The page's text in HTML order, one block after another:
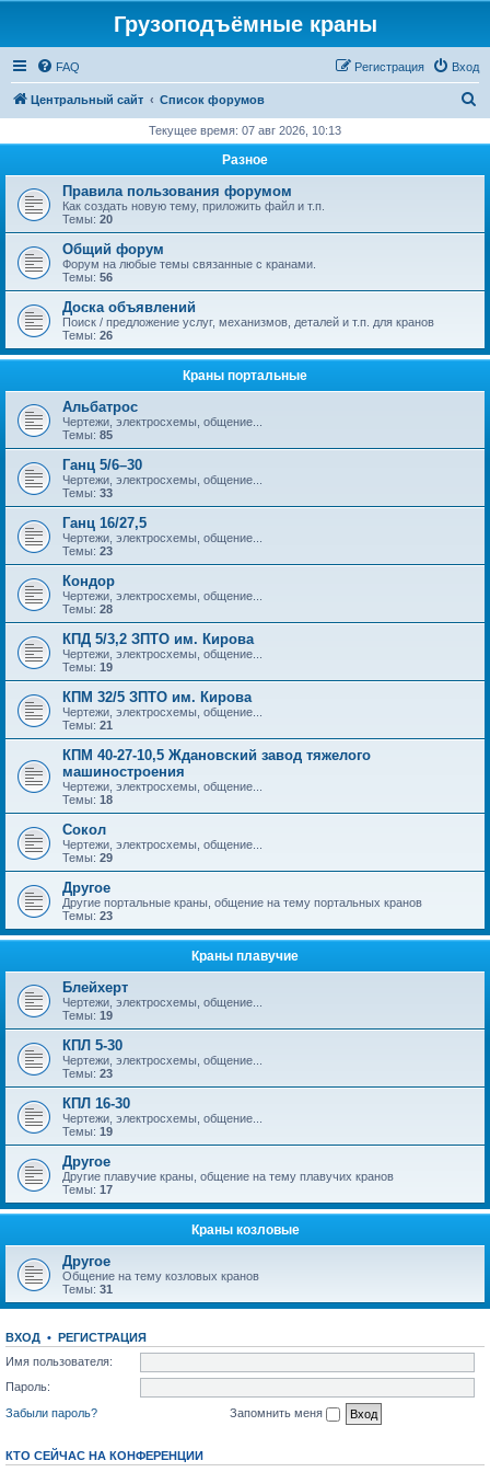
Грузоподъёмные краны
FAQ Вход
Регистрация
Центральный сайт Список форумов
с
Текущее время: 07 авг 2026, 10:13
Разное
Правила пользования форумом
Как создать новую тему, приложить файл и т.п.
Темы: 20
Общий форум
Форум на любые темы связанные с кранами.
Темы: 56
Доска объявлений
Поиск / предложение услуг, механизмов, деталей и т.п. для кранов
Темы: 26
Краны портальные
Альбатрос
Чертежи, электросхемы, общение...
Темы: 85
Ганц 5/6–30
Чертежи, электросхемы, общение...
Темы: 33
Ганц 16/27,5
Чертежи, электросхемы, общение...
Темы: 23
Кондор
Чертежи, электросхемы, общение...
Темы: 28
КПД 5/3,2 ЗПТО им. Кирова
Чертежи, электросхемы, общение...
Темы: 19
КПМ 32/5 ЗПТО им. Кирова
Чертежи, электросхемы, общение...
Темы: 21
КПМ 40-27-10,5 Ждановский завод тяжелого
машиностроения
Чертежи, электросхемы, общение...
Темы: 18
Сокол
Чертежи, электросхемы, общение...
Темы: 29
Другое
Другие портальные краны, общение на тему портальных кранов
Темы: 23
Краны плавучие
Блейхерт
Чертежи, электросхемы, общение...
Темы: 19
КПЛ 5-30
Чертежи, электросхемы, общение...
Темы: 23
КПЛ 16-30
Чертежи, электросхемы, общение...
Темы: 19
Другое
Другие плавучие краны, общение на тему плавучих кранов
Темы: 17
Краны козловые
Другое
Общение на тему козловых кранов
Темы: 31
ВХОД • РЕГИСТРАЦИЯ
Имя пользователя:
Пароль:
Забыли пароль?
Запомнить меня
КТО СЕЙЧАС НА КОНФЕРЕНЦИИ